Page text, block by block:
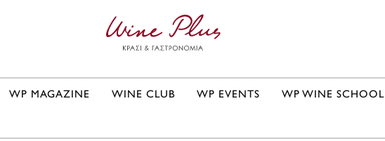
WP MAGAZINE WINE CLUB WP EVENTS WP WINE SCHOOL